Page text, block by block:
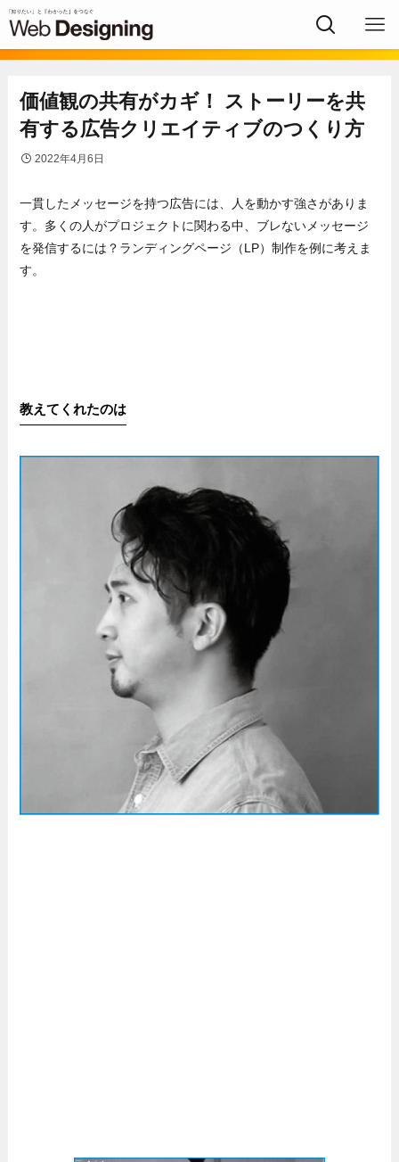
価値観の共有がカギ！ ストーリーを共
有する広告クリエイティブのつくり方
2022年4月6日
一貫したメッセージを持つ広告には、人を動かす強さがありま
す。多くの人がプロジェクトに関わる中、ブレないメッセージ
を発信するには？ランディングページ（LP）制作を例に考えま
す。
教えてくれたのは